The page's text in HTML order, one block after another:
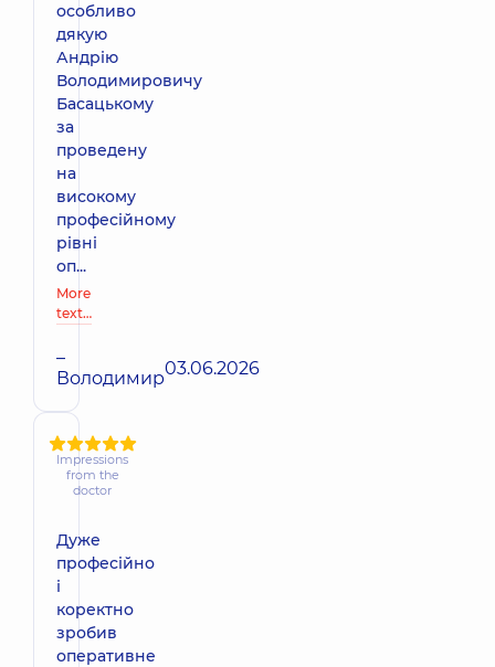
особливо
дякую
Андрію
Володимировичу
Басацькому
за
проведену
на
високому
професійному
рівні
оп...
More
text…
–
Володимир03.06.2026
Impressions
from the
doctor
Дуже
професійно
і
коректно
зробив
оперативне